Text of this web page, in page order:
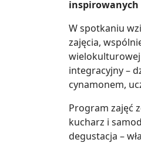
W spotkaniu
zajęcia,
wielokulturowej
integracyjny –
cynamonem,
Program zajęć
kucharz i
degustacja –